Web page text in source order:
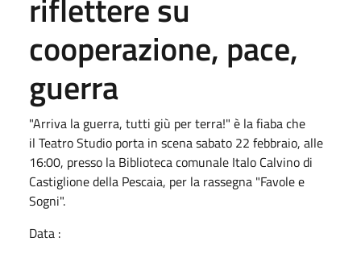
cooperazione, pace,
guerra
"Arriva la guerra, tutti giù per terra!" è la fiaba che
il Teatro Studio porta in scena sabato 22 febbraio, alle
16:00, presso la Biblioteca comunale Italo Calvino di
Castiglione della Pescaia, per la rassegna "Favole e
Sogni".
Data :